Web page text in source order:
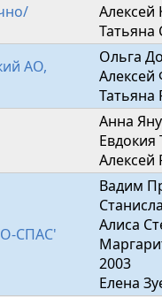
Татьяна
АО,
Ольга
Алексей
Татьяна
Анна
Евдокия
Алексей
СПАС'
Вадим
Алиса
2003
Елена